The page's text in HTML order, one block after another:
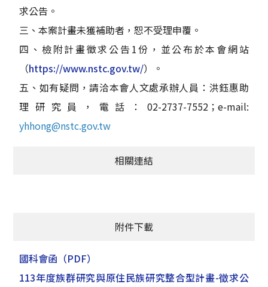
求公告。
三、本案計畫未獲補助者，恕不受理申覆。
四、檢附計畫徵求公告1份，並公布於本會網站
（https://www.nstc.gov.tw/）。
五、如有疑問，請洽本會人文處承辦人員：洪鈺惠助
理研究員，電話：02-2737-7552；e-mail:
yhhong@nstc.gov.tw
相關連結
附件下載
國科會函 （PDF）
113年度族群研究與原住民族研究整合型計畫-徵求公